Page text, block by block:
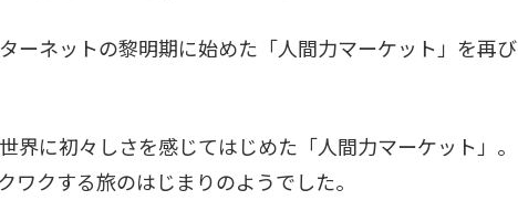
ーネットの黎明期に始めた「人間力マーケット」を再び
界に初々しさを感じてはじめた「人間力マーケット」。
クする旅のはじまりのようでした。